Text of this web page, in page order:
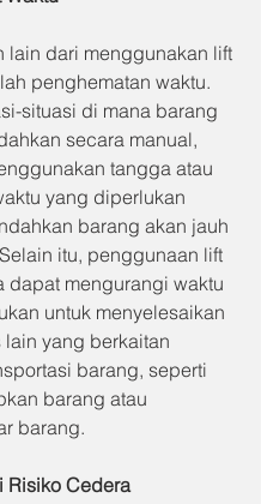
lain dari menggunakan lift
penghematan waktu.
situasi di mana barang
secara manual,
tangga atau
yang diperlukan
barang akan jauh
itu, penggunaan lift
dapat mengurangi waktu
untuk menyelesaikan
yang berkaitan
barang, seperti
barang atau
barang.
Risiko Cedera